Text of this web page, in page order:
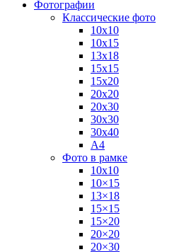
Фотографии
Классические фото
10х10
10х15
13х18
15х15
15х20
20х20
20х30
30х30
30х40
А4
Фото в рамке
10х10
10×15
13×18
15×15
15×20
20×20
20×30